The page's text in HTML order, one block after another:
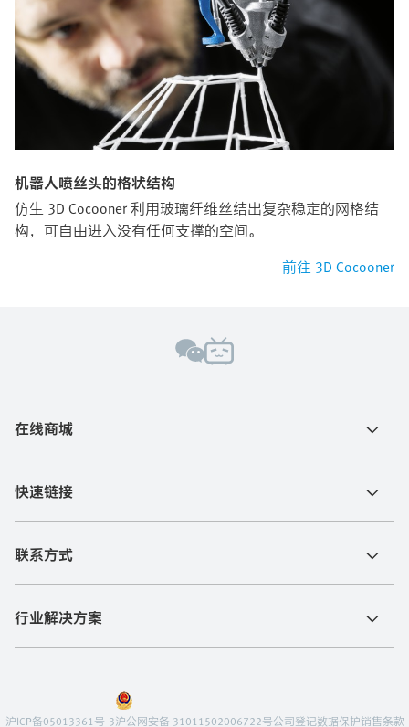
机器人喷丝头的格状结构
仿生 3D Cocooner 利用玻璃纤维丝结出复杂稳定的网格结
构，可自由进入没有任何支撑的空间。
前往 3D Cocooner
在线商城
快速链接
联系方式
行业解决方案
沪ICP备05013361号-3沪公网安备 31011502006722号公司登记数据保护销售条款